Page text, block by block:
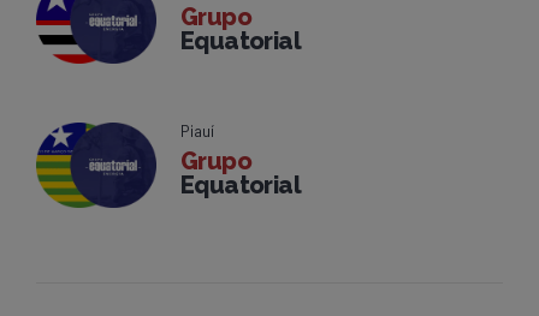
Grupo
Equatorial
Piauí
Grupo
Equatorial